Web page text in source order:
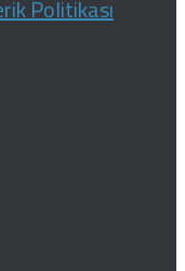
Politikası